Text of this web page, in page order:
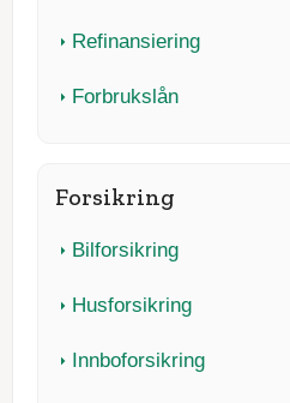
Refinansiering
Forbrukslån
Forsikring
Bilforsikring
Husforsikring
Innboforsikring